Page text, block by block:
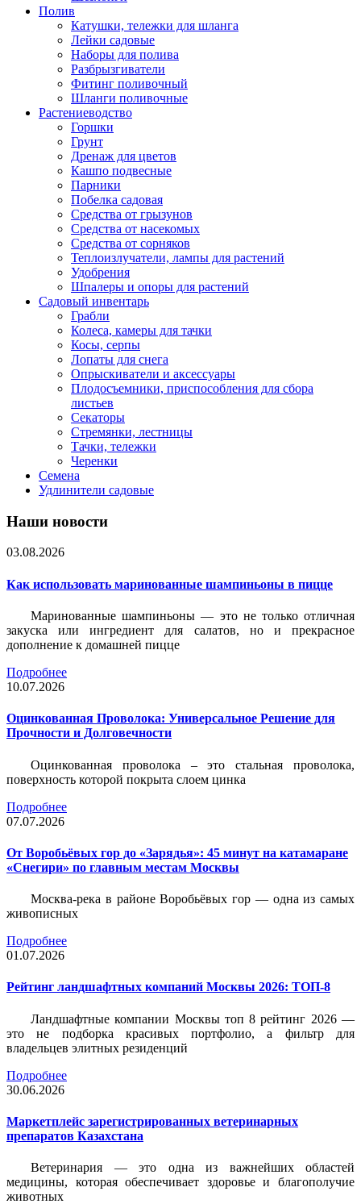
Полив
Катушки, тележки для шланга
Лейки садовые
Наборы для полива
Разбрызгиватели
Фитинг поливочный
Шланги поливочные
Растениеводство
Горшки
Грунт
Дренаж для цветов
Кашпо подвесные
Парники
Побелка садовая
Средства от грызунов
Средства от насекомых
Средства от сорняков
Теплоизлучатели, лампы для растений
Удобрения
Шпалеры и опоры для растений
Садовый инвентарь
Грабли
Колеса, камеры для тачки
Косы, серпы
Лопаты для снега
Опрыскиватели и аксессуары
Плодосъемники, приспособления для сбора
листьев
Секаторы
Стремянки, лестницы
Тачки, тележки
Черенки
Семена
Удлинители садовые
Наши новости
03.08.2026
Как использовать маринованные шампиньоны в пицце
Маринованные шампиньоны — это не только отличная
закуска или ингредиент для салатов, но и прекрасное
дополнение к домашней пицце
Подробнее
10.07.2026
Оцинкованная Проволока: Универсальное Решение для
Прочности и Долговечности
Оцинкованная проволока – это стальная проволока,
поверхность которой покрыта слоем цинка
Подробнее
07.07.2026
От Воробьёвых гор до «Зарядья»: 45 минут на катамаране
«Снегири» по главным местам Москвы
Москва-река в районе Воробьёвых гор — одна из самых
живописных
Подробнее
01.07.2026
Рейтинг ландшафтных компаний Москвы 2026: ТОП-8
Ландшафтные компании Москвы топ 8 рейтинг 2026 —
это не подборка красивых портфолио, а фильтр для
владельцев элитных резиденций
Подробнее
30.06.2026
Маркетплейс зарегистрированных ветеринарных
препаратов Казахстана
Ветеринария — это одна из важнейших областей
медицины, которая обеспечивает здоровье и благополучие
животных